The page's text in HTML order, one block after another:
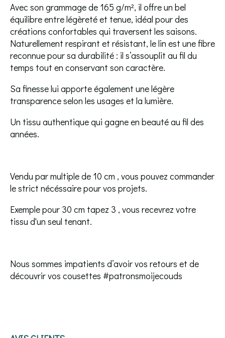
Avec son grammage de 165 g/m², il offre un bel
équilibre entre légèreté et tenue, idéal pour des
créations confortables qui traversent les saisons.
Naturellement respirant et résistant, le lin est une fibre
reconnue pour sa durabilité : il s’assouplit au fil du
temps tout en conservant son caractère.
Sa finesse lui apporte également une légère
transparence selon les usages et la lumière.
Un tissu authentique qui gagne en beauté au fil des
années.
Vendu par multiple de 10 cm , vous pouvez commander
le strict nécéssaire pour vos projets.
Exemple pour 30 cm tapez 3 , vous recevrez votre
tissu d'un seul tenant.
Nous sommes impatients d’avoir vos retours et de
découvrir vos cousettes #patronsmoijecouds